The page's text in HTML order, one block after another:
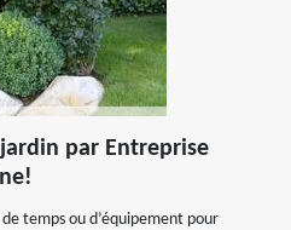
par Entreprise
temps ou d’équipement pour